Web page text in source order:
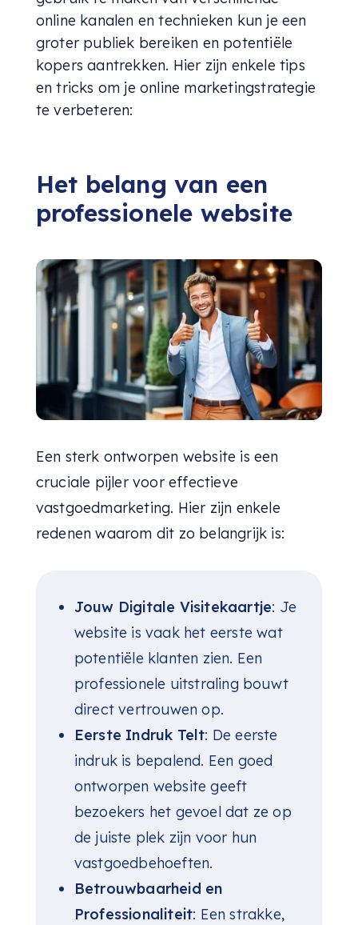
online kanalen en technieken kun je een
groter publiek bereiken en potentiële
kopers aantrekken. Hier zijn enkele tips
en tricks om je online marketingstrategie
te verbeteren:
Het belang van een
professionele website
Een sterk ontworpen website is een
cruciale pijler voor effectieve
vastgoedmarketing. Hier zijn enkele
redenen waarom dit zo belangrijk is:
Jouw Digitale Visitekaartje: Je
website is vaak het eerste wat
potentiële klanten zien. Een
professionele uitstraling bouwt
direct vertrouwen op.
Eerste Indruk Telt: De eerste
indruk is bepalend. Een goed
ontworpen website geeft
bezoekers het gevoel dat ze op
de juiste plek zijn voor hun
vastgoedbehoeften.
Betrouwbaarheid en
Professionaliteit: Een strakke,